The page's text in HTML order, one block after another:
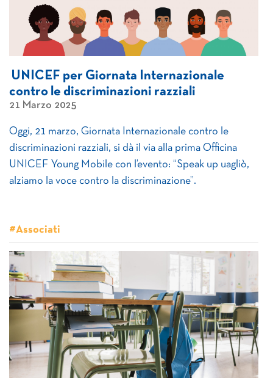
UNICEF per Giornata Internazionale
contro le discriminazioni razziali
21 Marzo 2025
Oggi, 21 marzo, Giornata Internazionale contro le
discriminazioni razziali, si dà il via alla prima Officina
UNICEF Young Mobile con l’evento: “Speak up uagliò,
alziamo la voce contro la discriminazione”.
#Associati